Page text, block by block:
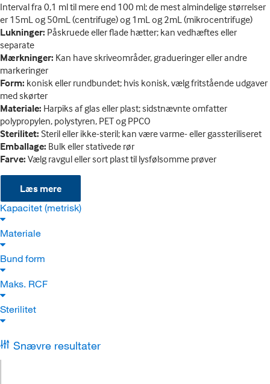
Interval fra 0,1 ml til mere end 100 ml; de mest almindelige størrelser
er 15mL og 50mL (centrifuge) og 1mL og 2mL (mikrocentrifuge)
Lukninger: Påskruede eller flade hætter; kan vedhæftes eller
separate
Mærkninger: Kan have skriveområder, gradueringer eller andre
markeringer
Form: konisk eller rundbundet; hvis konisk, vælg fritstående udgaver
med skørter
Materiale: Harpiks af glas eller plast; sidstnævnte omfatter
polypropylen, polystyren, PET og PPCO
Sterilitet: Steril eller ikke-steril; kan være varme- eller gassteriliseret
Emballage: Bulk eller stativede rør
Farve: Vælg ravgul eller sort plast til lysfølsomme prøver
Læs mere
Kapacitet (metrisk)
Materiale
Bund form
Maks. RCF
Sterilitet
Snævre resultater